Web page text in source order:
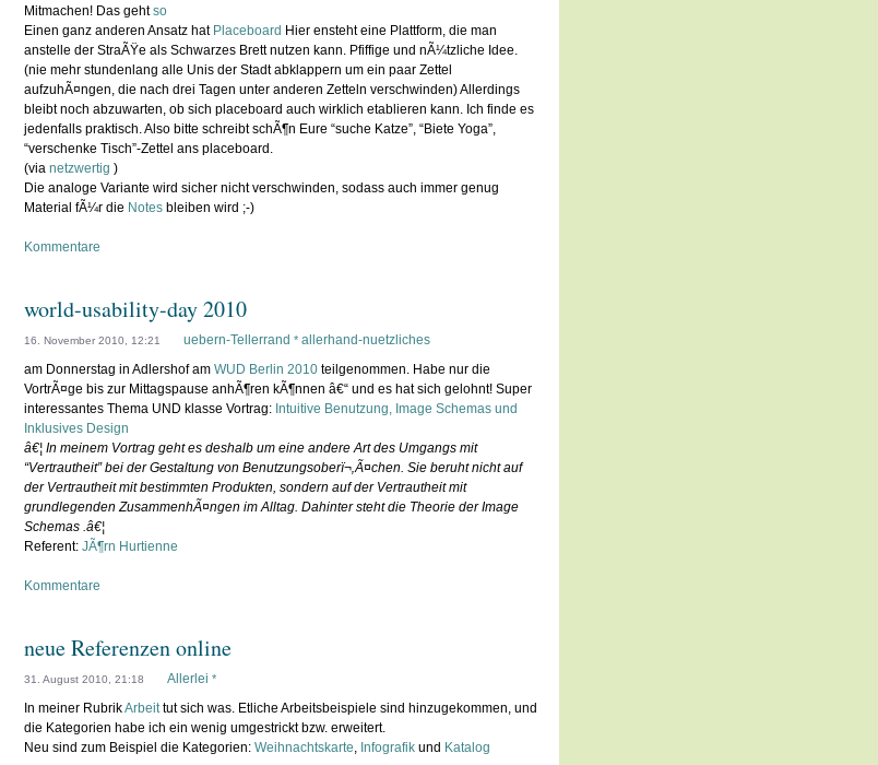
Mitmachen! Das gehtso
Einen ganz anderen Ansatz hat Placeboard Hier ensteht eine Plattform, die man
anstelle der StraÃŸe als Schwarzes Brett nutzen kann. Pfiffige und nÃ¼tzliche Idee.
(nie mehr stundenlang alle Unis der Stadt abklappern um ein paar Zettel
aufzuhÃ¤ngen, die nach drei Tagen unter anderen Zetteln verschwinden) Allerdings
bleibt noch abzuwarten, ob sich placeboard auch wirklich etablieren kann. Ich finde es
jedenfalls praktisch. Also bitte schreibt schÃ¶n Eure “suche Katze”, “Biete Yoga”,
“verschenke Tisch”-Zettel ans placeboard.
(via netzwertig )
Die analoge Variante wird sicher nicht verschwinden, sodass auch immer genug
Material fÃ¼r die Notes bleiben wird ;-)
Kommentare
world-usability-day 2010
16. November 2010, 12:21 uebern-Tellerrand * allerhand-nuetzliches
am Donnerstag in Adlershof am WUD Berlin 2010 teilgenommen. Habe nur die
VortrÃ¤ge bis zur Mittagspause anhÃ¶ren kÃ¶nnen â€“ und es hat sich gelohnt! Super
interessantes Thema UND klasse Vortrag: Intuitive Benutzung, Image Schemas und
Inklusives Design
â€¦ In meinem Vortrag geht es deshalb um eine andere Art des Umgangs mit
“Vertrautheit” bei der Gestaltung von Benutzungsoberï¬‚Ã¤chen. Sie beruht nicht auf
der Vertrautheit mit bestimmten Produkten, sondern auf der Vertrautheit mit
grundlegenden ZusammenhÃ¤ngen im Alltag. Dahinter steht die Theorie der Image
Schemas .â€¦
Referent: JÃ¶rn Hurtienne
Kommentare
neue Referenzen online
31. August 2010, 21:18 Allerlei *
In meiner RubrikArbeittut sich was. Etliche Arbeitsbeispiele sind hinzugekommen, und
die Kategorien habe ich ein wenig umgestrickt bzw. erweitert.
Neu sind zum Beispiel die Kategorien: Weihnachtskarte, Infografik und Katalog